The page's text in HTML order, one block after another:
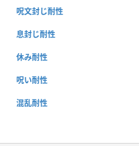
呪文封じ耐性
息封じ耐性
休み耐性
呪い耐性
混乱耐性